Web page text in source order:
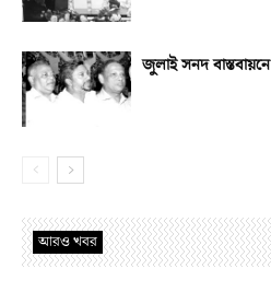
জুলাই সনদ
আরও খবর